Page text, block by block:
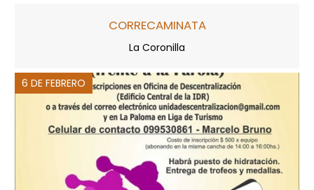
CORRECAMINATA
La Coronilla
6 DE FEBRERO